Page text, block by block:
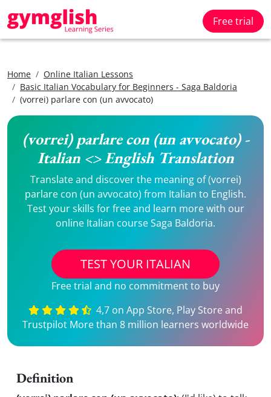
Free trial
Home
Online Italian Lessons
Basic Italian Vocabulary for Beginners - Saga Baldoria
(vorrei) parlare con (un avvocato)
(vorrei) parlare con (un avvocato) -
Italian <> English Translation
Translate and discover the meaning of (vorrei)
parlare con (un avvocato) from Italian to English.
Test your skills for free and learn more with our
online Italian course Saga Baldoria.
TEST YOUR ITALIAN
Free trial and no commitment to buy
4,7 on App Store, Play Store and
Trustpilot More than 8 million learners worldwide
Definition